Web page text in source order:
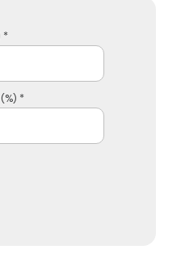
*
*